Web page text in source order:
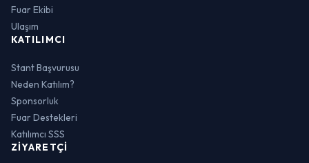
Fuar Ekibi
Ulaşım
KATILIMCI
Stant Başvurusu
Neden Katılım?
Sponsorluk
Fuar Destekleri
Katılımcı SSS
ZIYARETÇI